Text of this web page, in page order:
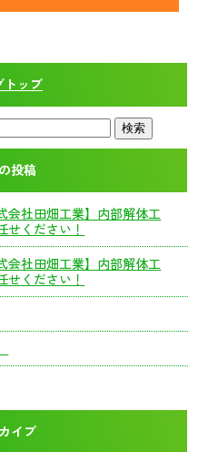
トップ
投稿
会社田畑工業】内部解体工
せください！
会社田畑工業】内部解体工
せください！
イブ